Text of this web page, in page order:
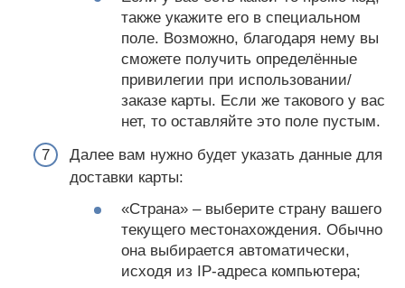
также укажите его в специальном
поле. Возможно, благодаря нему вы
сможете получить определённые
привилегии при использовании/
заказе карты. Если же такового у вас
нет, то оставляйте это поле пустым.
Далее вам нужно будет указать данные для
доставки карты:
«Страна» – выберите страну вашего
текущего местонахождения. Обычно
она выбирается автоматически,
исходя из IP-адреса компьютера;